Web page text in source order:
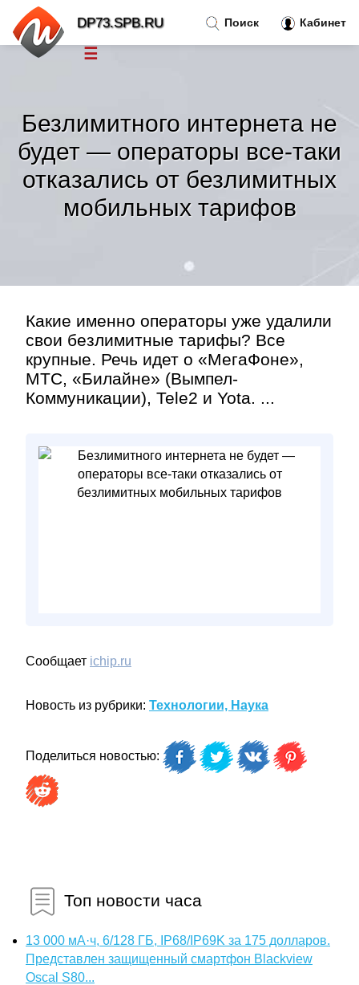
Безлимитного интернета не
будет — операторы все-таки
отказались от безлимитных
мобильных тарифов
Какие именно операторы уже удалили
свои безлимитные тарифы? Все
крупные. Речь идет о «МегаФоне»,
МТС, «Билайне» (Вымпел-
Коммуникации), Tele2 и Yota. ...
Сообщает ichip.ru
Новость из рубрики: Технологии, Наука
Поделиться новостью:
Топ новости часа
13 000 мА·ч, 6/128 ГБ, IP68/IP69K за 175 долларов.
Представлен защищенный смартфон Blackview
Oscal S80...
Поиск Кабинет
DP73.SPB.RU
☰
Тренды новостей »
Рубрики»